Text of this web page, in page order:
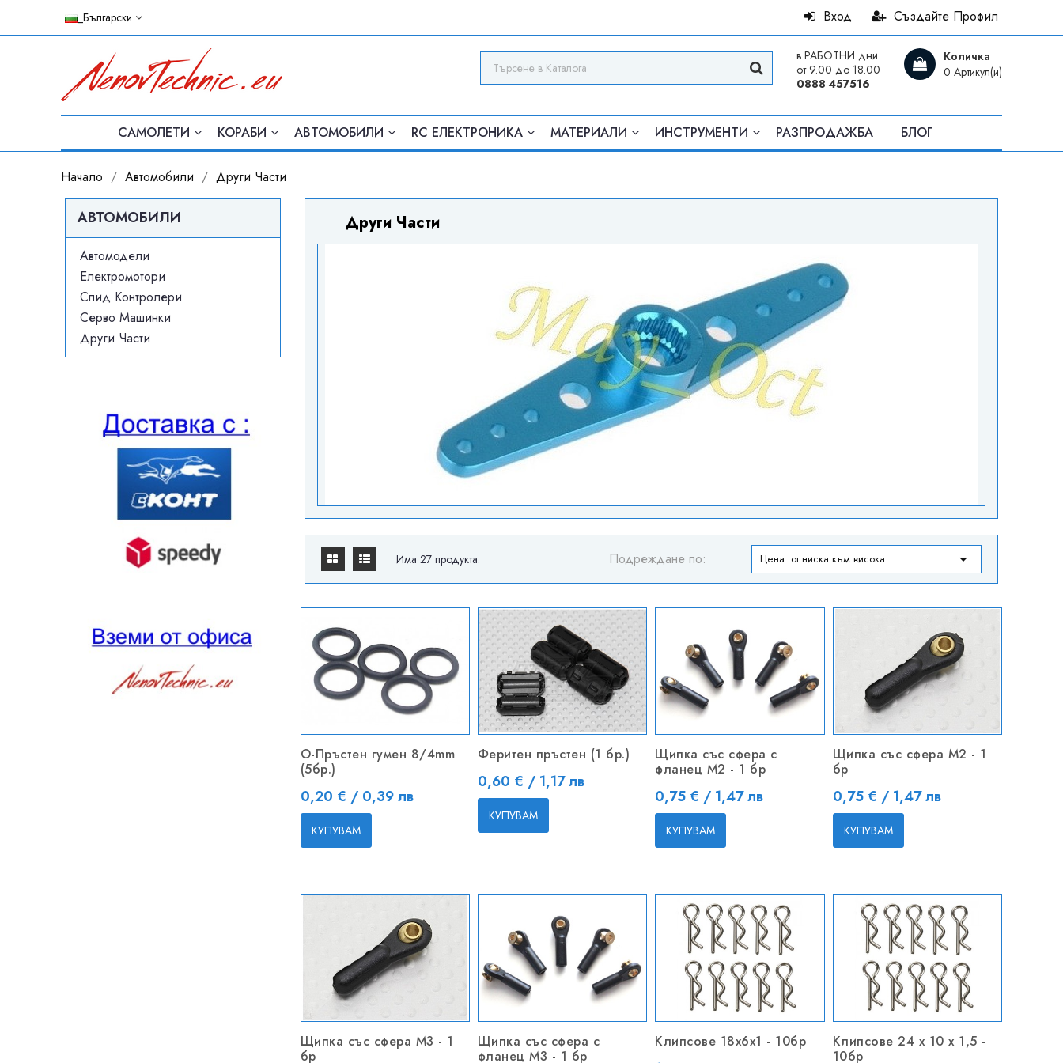
_Български Създайте Профил
Вход
Количка
0 Артикул(и)
в РАБОТНИ дни
от 9.00 до 18.00
0888 457516
САМОЛЕТИ КОРАБИ АВТОМОБИЛИ RC ЕЛЕКТРОНИКА МАТЕРИАЛИ ИНСТРУМЕНТИ РАЗПРОДАЖБА БЛОГ
Начало Автомобили Други Части
АВТОМОБИЛИ
Автомодели
Електромотори
Спид Контролери
Серво Машинки
Други Части
Други Части
Има 27 продукта. Подреждане по: Цена: от ниска към висока 
О-Пръстен гумен 8/4mm
(5бр.)
Цена
0,20 € / 0,39 лв
КУПУВАМ
Феритен пръстен (1 бр.)
Цена
0,60 € / 1,17 лв
КУПУВАМ
Щипка със сфера с
фланец M2 - 1 бр
Цена
0,75 € / 1,47 лв
КУПУВАМ
Щипка със сфера M2 - 1
бр
Цена
0,75 € / 1,47 лв
КУПУВАМ
Щипка със сфера M3 - 1
бр
Щипка със сфера с
фланец M3 - 1 бр
Клипсове 18x6x1 - 10бр
Клипсове 24 x 10 х 1,5 -
10бр